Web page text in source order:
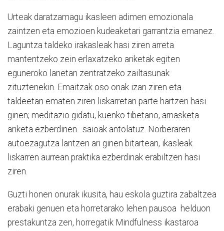
Urteak daratzamagu ikasleen adimen emozionala
zaintzen eta emozioen kudeaketari garrantzia emanez.
Laguntza taldeko irakasleak hasi ziren arreta
mantentzeko zein erlaxatzeko ariketak egiten
eguneroko lanetan zentratzeko zailtasunak
zituztenekin. Emaitzak oso onak izan ziren eta
taldeetan ematen ziren liskarretan parte hartzen hasi
ginen; meditazio gidatu, kuenko tibetano, arnasketa
ariketa ezberdinen…saioak antolatuz. Norberaren
autoezagutza lantzen ari ginen bitartean, ikasleak
liskarren aurrean praktika ezberdinak erabiltzen hasi
ziren.
Guzti honen onurak ikusita, hau eskola guztira zabaltzea
erabaki genuen eta horretarako lehen pausoa helduon
prestakuntza zen, horregatik Mindfulness ikastaroa